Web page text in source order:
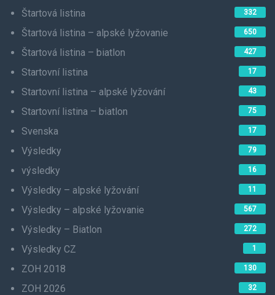
Štartová listina 332
Štartová listina – alpské lyžovanie 650
Štartová listina – biatlon 427
Startovní listina 17
Startovní listina – alpské lyžování 43
Startovní listina – biatlon 75
Svenska 17
Výsledky 79
výsledky 16
Výsledky – alpské lyžování 11
Výsledky – alpské lyžovanie 567
Výsledky – Biatlon 272
Výsledky CZ 1
ZOH 2018 130
ZOH 2026 32